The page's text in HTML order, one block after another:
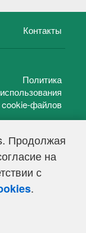
Продолжая
на
с
.
Контакты
Политика
использования
cookie-файлов
39848, выдано